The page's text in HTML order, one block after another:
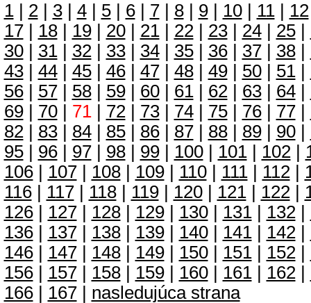
1| 2| 3| 4| 5| 6| 7| 8| 9| 10| 11| 12
17| 18| 19| 20| 21| 22| 23| 24| 25|
30| 31| 32| 33| 34| 35| 36| 37| 38|
43| 44| 45| 46| 47| 48| 49| 50| 51|
56| 57| 58| 59| 60| 61| 62| 63| 64|
69| 70| 71| 72| 73| 74| 75| 76| 77|
82| 83| 84| 85| 86| 87| 88| 89| 90|
95| 96| 97| 98| 99| 100| 101| 102|
106| 107| 108| 109| 110| 111| 112|
116| 117| 118| 119| 120| 121| 122|
126| 127| 128| 129| 130| 131| 132|
136| 137| 138| 139| 140| 141| 142|
146| 147| 148| 149| 150| 151| 152|
156| 157| 158| 159| 160| 161| 162|
166| 167| nasledujúca strana